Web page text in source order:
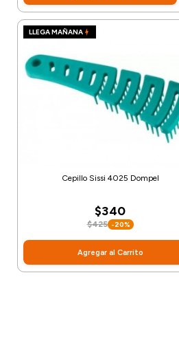
LLEGA MAÑANA
Cepillo Sissi 4025 Dompel
$340
$425 -20%
Agregar al Carrito